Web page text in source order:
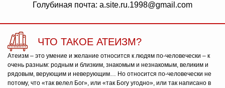
Голубиная почта: a.site.ru.1998@gmail.com
ЧТО ТАКОЕ АТЕИЗМ?
Атеизм – это умение и желание относится к людям по-человечески – к
очень разным: родным и близким, знакомым и незнакомым, великим и
рядовым, верующим и неверующим… Но относится по-человечески не
потому, что «так велел Бог», или «так Богу угодно», или так написано в